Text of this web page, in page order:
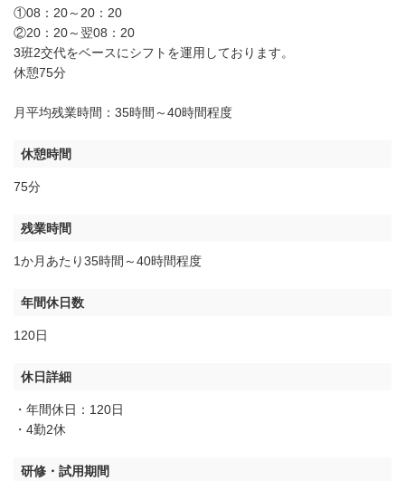
①08：20～20：20
②20：20～翌08：20
3班2交代をベースにシフトを運用しております。
休憩75分
月平均残業時間：35時間～40時間程度
休憩時間
75分
残業時間
1か月あたり35時間～40時間程度
年間休日数
120日
休日詳細
・年間休日：120日
・4勤2休
研修・試用期間